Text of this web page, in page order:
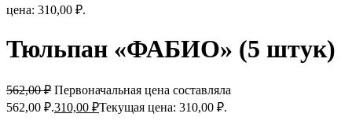
цена: 310,00 ₽.
Тюльпан «ФАБИО» (5 штук)
562,00₽ Первоначальная цена составляла
562,00 ₽.310,00 ₽Текущая цена: 310,00 ₽.